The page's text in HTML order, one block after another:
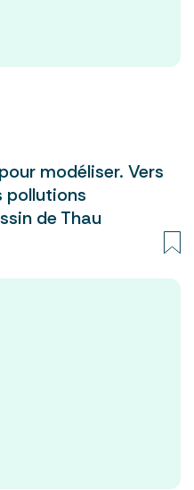
modéliser. Vers
pollutions
de Thau